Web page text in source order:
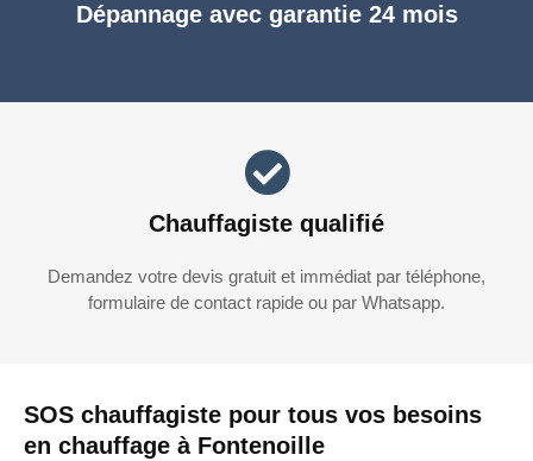
SOS chauffagiste pour tous vos besoins
en chauffage à Fontenoille
Dépannage avec garantie 24 mois
Chauffagiste qualifié
Demandez votre devis gratuit et immédiat par téléphone,
formulaire de contact rapide ou par Whatsapp.